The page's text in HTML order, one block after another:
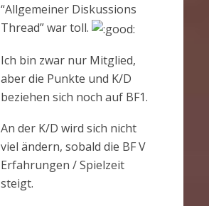
“Allgemeiner Diskussions
Thread” war toll.
Ich bin zwar nur Mitglied,
aber die Punkte und K/D
beziehen sich noch auf BF1.
An der K/D wird sich nicht
viel ändern, sobald die BF V
Erfahrungen / Spielzeit
steigt.